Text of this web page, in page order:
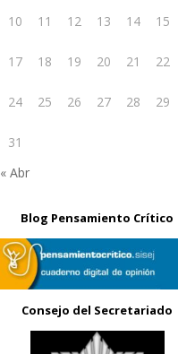
10 11 12 13 14 15
17 18 19 20 21 22
24 25 26 27 28 29
31
« Abr
Blog Pensamiento Crítico
Consejo del Secretariado